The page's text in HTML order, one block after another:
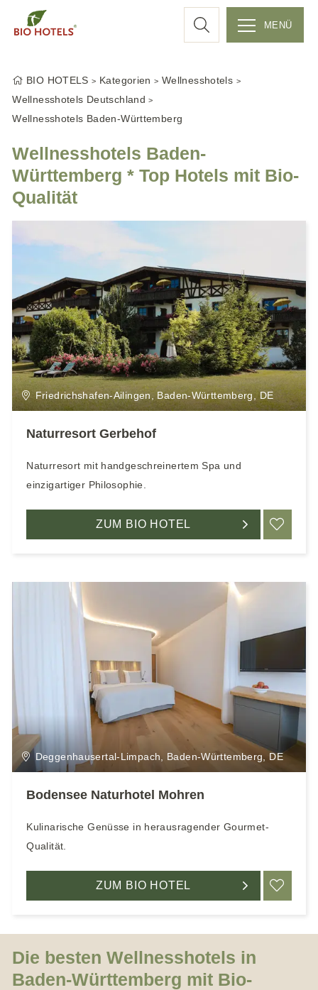
MENÜ
BIO HOTELS Kategorien
Wellnesshotels
Wellnesshotels Deutschland
Wellnesshotels Baden-Württemberg
Wellnesshotels Baden-
Württemberg * Top Hotels mit Bio-
Qualität
Friedrichshafen-Ailingen, Baden-Württemberg, DE
Naturresort Gerbehof
Naturresort mit handgeschreinertem Spa und
einzigartiger Philosophie.
ZUM BIO HOTEL
Deggenhausertal-Limpach, Baden-Württemberg, DE
Bodensee Naturhotel Mohren
Kulinarische Genüsse in herausragender Gourmet-
Qualität.
ZUM BIO HOTEL
Die besten Wellnesshotels in
Baden-Württemberg mit Bio-